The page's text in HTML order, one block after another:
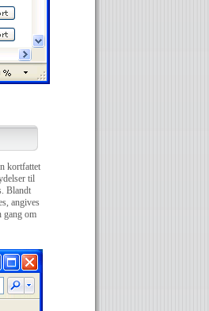
kortfattet
til
Blandt
angives
gang om